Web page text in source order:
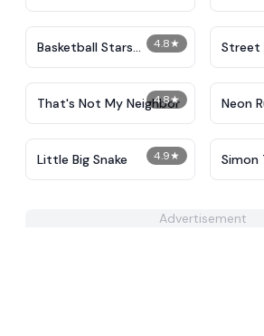
4.8★
Basketball Stars
Unblocked
Street
4.8★
That's Not My Neighbor Neon
4.9★
Little Big Snake Simon
Advertisement